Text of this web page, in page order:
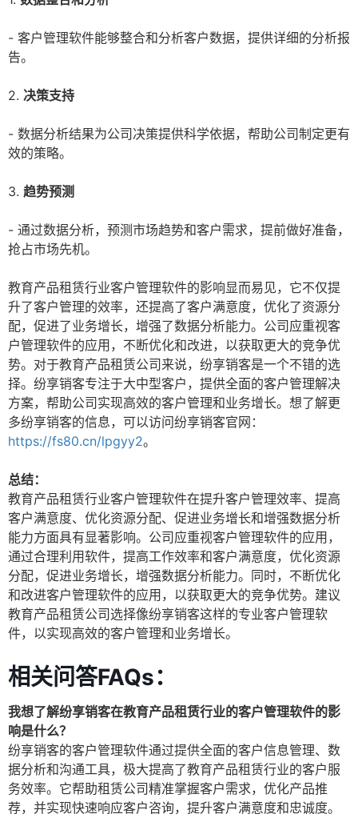
- 客户管理软件能够整合和分析客户数据，提供详细的分析报
告。
2. 决策支持
- 数据分析结果为公司决策提供科学依据，帮助公司制定更有
效的策略。
3. 趋势预测
- 通过数据分析，预测市场趋势和客户需求，提前做好准备，
抢占市场先机。
教育产品租赁行业客户管理软件的影响显而易见，它不仅提
升了客户管理的效率，还提高了客户满意度，优化了资源分
配，促进了业务增长，增强了数据分析能力。公司应重视客
户管理软件的应用，不断优化和改进，以获取更大的竞争优
势。对于教育产品租赁公司来说，纷享销客是一个不错的选
择。纷享销客专注于大中型客户，提供全面的客户管理解决
方案，帮助公司实现高效的客户管理和业务增长。想了解更
多纷享销客的信息，可以访问纷享销客官网：
https://fs80.cn/lpgyy2。
总结：
教育产品租赁行业客户管理软件在提升客户管理效率、提高
客户满意度、优化资源分配、促进业务增长和增强数据分析
能力方面具有显著影响。公司应重视客户管理软件的应用，
通过合理利用软件，提高工作效率和客户满意度，优化资源
分配，促进业务增长，增强数据分析能力。同时，不断优化
和改进客户管理软件的应用，以获取更大的竞争优势。建议
教育产品租赁公司选择像纷享销客这样的专业客户管理软
件，以实现高效的客户管理和业务增长。
相关问答FAQs：
我想了解纷享销客在教育产品租赁行业的客户管理软件的影
响是什么？
纷享销客的客户管理软件通过提供全面的客户信息管理、数
据分析和沟通工具，极大提高了教育产品租赁行业的客户服
务效率。它帮助租赁公司精准掌握客户需求，优化产品推
荐，并实现快速响应客户咨询，提升客户满意度和忠诚度。